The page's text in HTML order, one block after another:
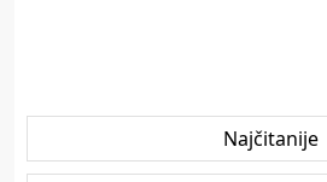
Najčitanije